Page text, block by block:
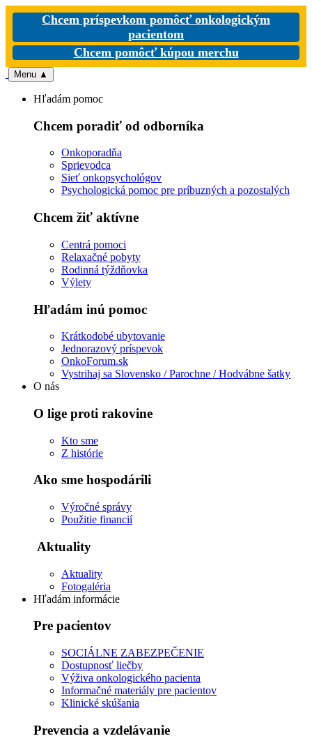
Chcem príspevkom pomôcť onkologickým
pacientom
Chcem pomôcť kúpou merchu
Menu ▲
Hľadám pomoc
Chcem poradiť od odborníka
Onkoporadňa
Sprievodca
Sieť onkopsychológov
Psychologická pomoc pre príbuzných a pozostalých
Chcem žiť aktívne
Centrá pomoci
Relaxačné pobyty
Rodinná týždňovka
Výlety
Hľadám inú pomoc
Krátkodobé ubytovanie
Jednorazový príspevok
OnkoForum.sk
Vystrihaj sa Slovensko / Parochne / Hodvábne šatky
O nás
O lige proti rakovine
Kto sme
Z histórie
Ako sme hospodárili
Výročné správy
Použitie financií
Aktuality
Aktuality
Fotogaléria
Hľadám informácie
Pre pacientov
SOCIÁLNE ZABEZPEČENIE
Dostupnosť liečby
Výživa onkologického pacienta
Informačné materiály pre pacientov
Klinické skúšania
Prevencia a vzdelávanie